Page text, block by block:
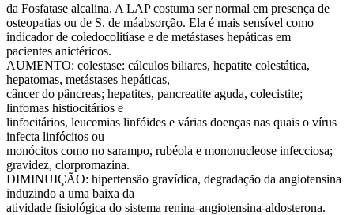
da Fosfatase alcalina. A LAP costuma ser normal em presença de
osteopatias ou de S. de máabsorção. Ela é mais sensível como
indicador de coledocolitíase e de metástases hepáticas em
pacientes anictéricos.
AUMENTO: colestase: cálculos biliares, hepatite colestática,
hepatomas, metástases hepáticas,
câncer do pâncreas; hepatites, pancreatite aguda, colecistite;
linfomas histiocitários e
linfocitários, leucemias linfóides e várias doenças nas quais o vírus
infecta linfócitos ou
monócitos como no sarampo, rubéola e mononucleose infecciosa;
gravidez, clorpromazina.
DIMINUIÇÃO: hipertensão gravídica, degradação da angiotensina
induzindo a uma baixa da
atividade fisiológica do sistema renina-angiotensina-aldosterona.